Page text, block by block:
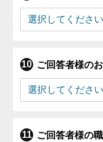
ご回答者様の
ご回答者様の